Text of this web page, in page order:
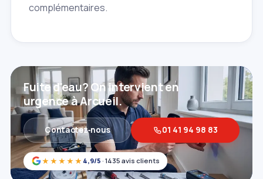
complémentaires.
★★★★★ 4,9/5 · 1435 avis clients
Fuite d'eau? On intervient en
urgence à Arcueil.
Contactez‑nous 01 41 94 98 83